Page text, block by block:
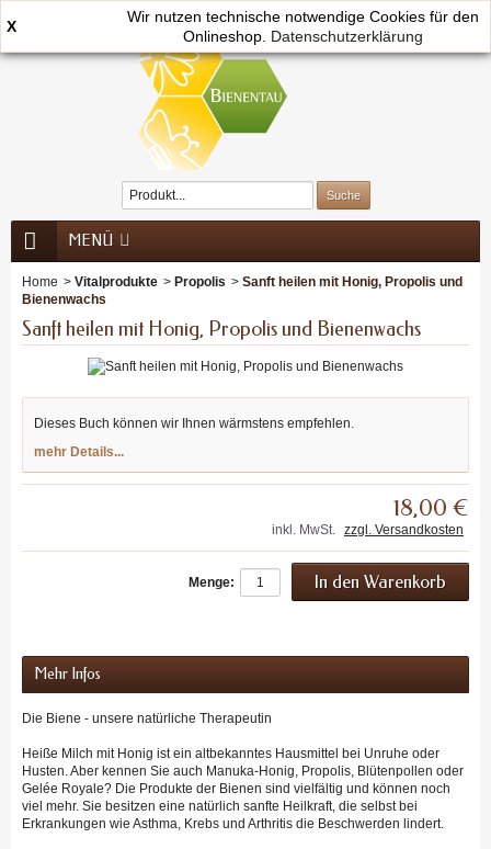
X
Wir nutzen technische notwendige Cookies für den
Onlineshop. Datenschutzerklärung
0
MENÜ
Home > Vitalprodukte > Propolis > Sanft heilen mit Honig, Propolis und
Bienenwachs
Sanft heilen mit Honig, Propolis und Bienenwachs
Dieses Buch können wir Ihnen wärmstens empfehlen.
mehr Details...
18,00 €
inkl. MwSt. zzgl. Versandkosten
Menge:
Mehr Infos
Die Biene - unsere natürliche Therapeutin
Heiße Milch mit Honig ist ein altbekanntes Hausmittel bei Unruhe oder
Husten. Aber kennen Sie auch Manuka-Honig, Propolis, Blütenpollen oder
Gelée Royale? Die Produkte der Bienen sind vielfältig und können noch
viel mehr. Sie besitzen eine natürlich sanfte Heilkraft, die selbst bei
Erkrankungen wie Asthma, Krebs und Arthritis die Beschwerden lindert.